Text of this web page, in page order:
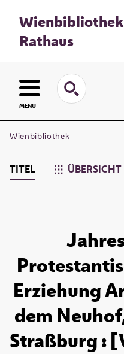
Rathaus
MENU
Wienbibliothek
TITEL ÜBERSICHT
Erziehung
dem
Straßburg :